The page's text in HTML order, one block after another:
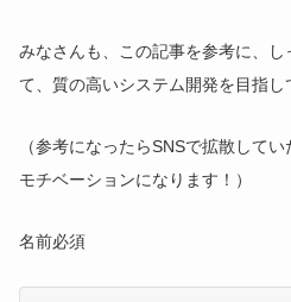
みなさんも、この記事を参考に、
て、質の高いシステム開発を目指し
（参考になったらSNSで拡散して
モチベーションになります！）
名前必須